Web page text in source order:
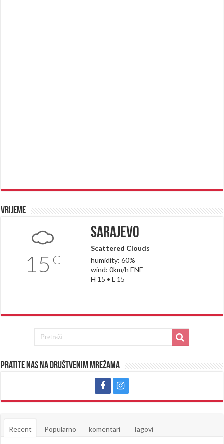
Vrijeme
15 C
Sarajevo
Scattered Clouds
humidity: 60%
wind: 0km/h ENE
H 15 • L 15
Pratite nas na društvenim mrežama
Recent Popularno komentari Tagovi